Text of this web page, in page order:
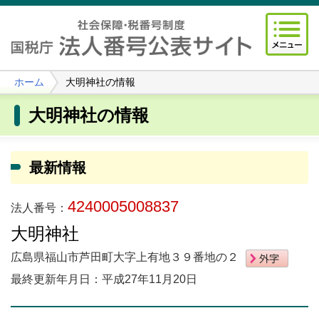
ホーム 大明神社の情報
大明神社の情報
最新情報
法人番号： 4240005008837
大明神社
広島県福山市芦田町大字上有地３９番地の２
最終更新年月日：平成27年11月20日